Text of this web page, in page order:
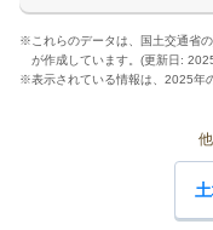
※ これらのデータは、国土交通省の
が作成しています。(更新日:
※表示されている情報は、2025年